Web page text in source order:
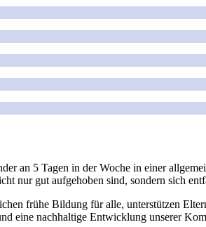
an 5 Tagen in der Woche in einer
nur gut aufgehoben sind, sondern sich
frühe Bildung für alle, unterstützen
eine nachhaltige Entwicklung unserer